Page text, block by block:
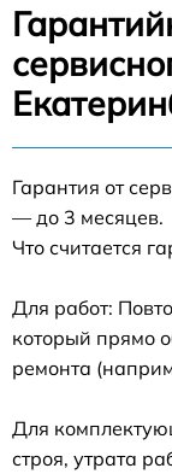
Гарантия от
— до 3 месяцев.
Что считается
Для работ:
который прямо
ремонта
Для
строя, утрата